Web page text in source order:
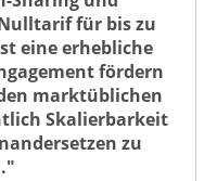
für bis zu
eine erhebliche
fördern
marktüblichen
Skalierbarkeit
zu